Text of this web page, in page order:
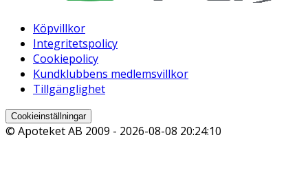
Köpvillkor
Integritetspolicy
Cookiepolicy
Kundklubbens medlemsvillkor
Tillgänglighet
Cookieinställningar
© Apoteket AB 2009 - 2026-08-08 20:24:10